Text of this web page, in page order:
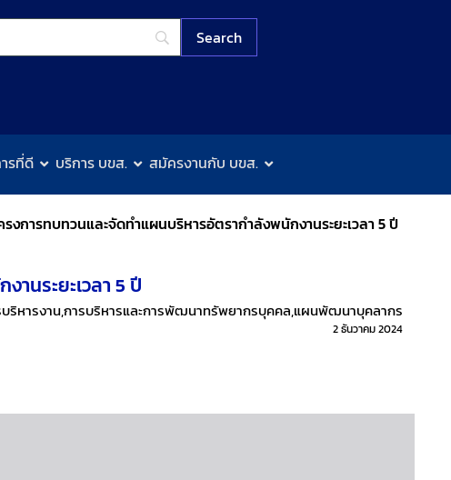
รที่ดี บริการ บขส. สมัครงานกับ บขส.
งการทบทวนและจัดทำแผนบริหารอัตรากำลังพนักงานระยะเวลา 5 ปี
นระยะเวลา 5 ปี
ริหารงาน,การบริหารและการพัฒนาทรัพยากรบุคคล,แผนพัฒนาบุคลากร
2 ธันวาคม 2024